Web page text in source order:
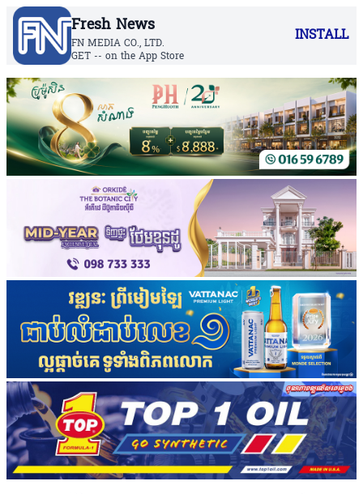
Fresh News
FN MEDIA CO., LTD.
GET -- on the App Store
INSTALL